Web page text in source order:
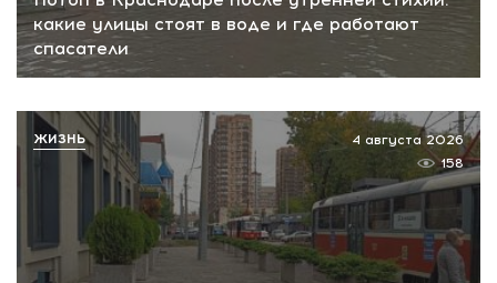
какие улицы стоят в воде и где работают
спасатели
4 августа 2026
158
ЖИЗНЬ